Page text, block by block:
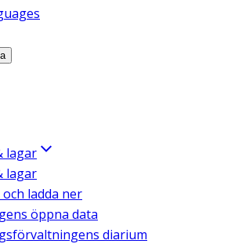
lagar
lagar
ladda ner
öppna data
diarium